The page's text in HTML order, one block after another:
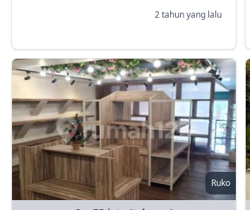
2 tahun yang lalu
Ruko